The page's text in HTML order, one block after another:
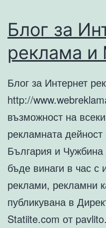
Блог за
реклама и
Блог за Интернет
http://
възможност на
рекламната
България и
бъде винаги в час с
реклами, рекламни
публикувана в
Statiite.com от